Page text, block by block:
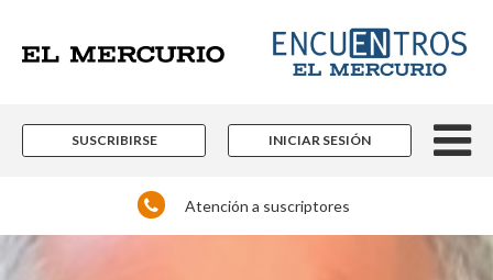
SUSCRIBIRSE INICIAR SESIÓN
Atención a suscriptores